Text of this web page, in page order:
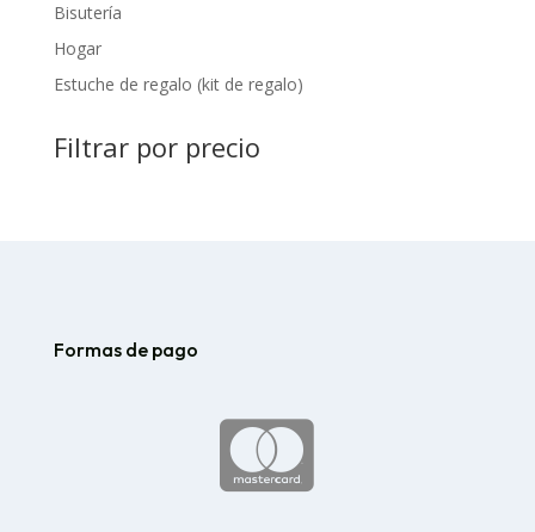
Bisutería
Hogar
Estuche de regalo (kit de regalo)
Filtrar por precio
Formas de pago
